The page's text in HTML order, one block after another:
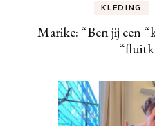
KLEDING
Marike: “Ben jij een